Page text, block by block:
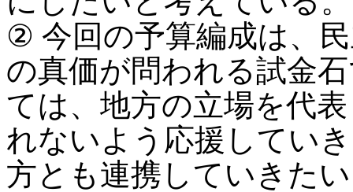
② 今回の予算編成は、
の真価が問われる試金
ては、地方の立場を代
れないよう応援してい
方とも連携していきた